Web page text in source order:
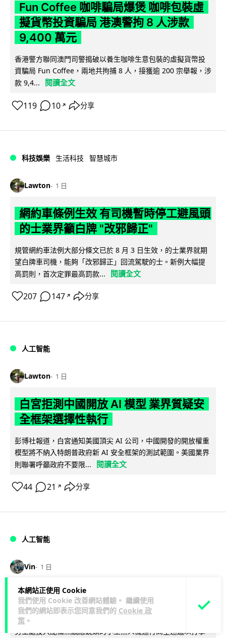
本網站正使用 Cookie
我們使用 Cookie 改善網站體驗。 繼續使用
我們的網站即表示您同意我們的 Cookie 政
策 。
Fun Coffee 咖啡騙局爆煲 咖啡包裝虛
擬貨幣投資騙局 港澳警拘 8 人涉款
9,400 萬元
香港警方聯同澳門司警搗破以養生咖啡生意包裝的虛擬貨幣投
資騙局 Fun Coffee，兩地共拘捕 8 人，接獲逾 200 宗舉報，涉
款 9,4...
閱讀全文
119 10 ↗ 分享
科技娛樂 生活科技 智慧城市
Lawton 1 日
網約車條例生效 有司機暫時停工避風頭
的士業界籲白牌 "改邪歸正"
規管網約車法例大部分條文已於 8 月 3 日生效，的士業界就期
望白牌車司機，能夠「改邪歸正」回流駕駛的士。新例大幅提
高罰則，首次定罪最高罰款...
閱讀全文
207 147 ↗ 分享
人工智能
Lawton 1 日
白宮拒測中國開放 AI 模型 業界質疑安
全框架選擇性執行
彭博社報道，白宮通知美國頂尖 AI 公司，中國開發的開放權重
模型將不納入特朗普政府新 AI 安全框架的測試範圍。美國業界
則聯署呼籲政府不要限...
閱讀全文
44 21 ↗ 分享
人工智能
Vin 1 日
地盤偷吸煙難逃高空法眼 勞工處出動熱
感無人機 擬加 AI 人臉識別精準執法
勞工處投入配備熱感應鏡頭的小型無人機進行高空巡邏以打擊